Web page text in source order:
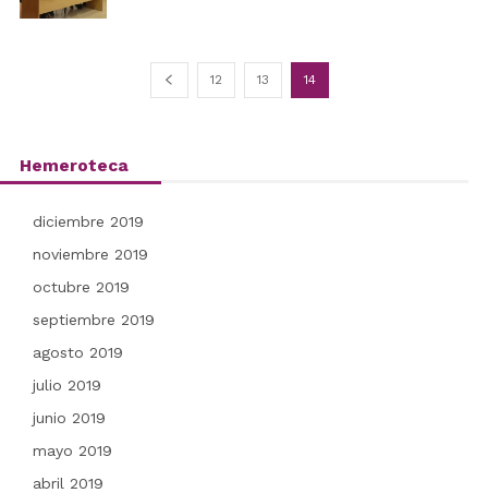
12 13 14
Hemeroteca
diciembre 2019
noviembre 2019
octubre 2019
septiembre 2019
agosto 2019
julio 2019
junio 2019
mayo 2019
abril 2019